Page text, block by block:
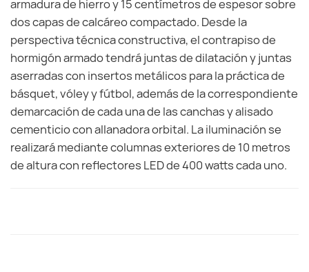
armadura de hierro y 15 centímetros de espesor sobre
dos capas de calcáreo compactado. Desde la
perspectiva técnica constructiva, el contrapiso de
hormigón armado tendrá juntas de dilatación y juntas
aserradas con insertos metálicos para la práctica de
básquet, vóley y fútbol, además de la correspondiente
demarcación de cada una de las canchas y alisado
cementicio con allanadora orbital. La iluminación se
realizará mediante columnas exteriores de 10 metros
de altura con reflectores LED de 400 watts cada uno.